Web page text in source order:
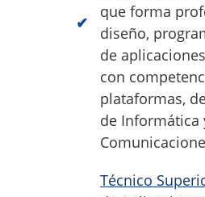
que forma
diseño,
de
con
plataformas,
de Informática
Técnico